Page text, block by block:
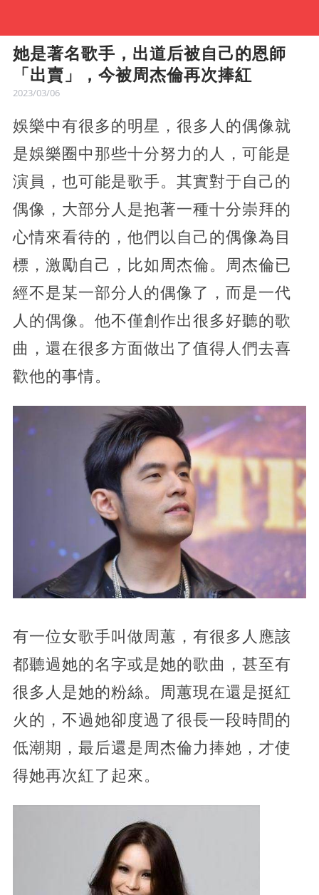
她是著名歌手，出道后被自己的恩師
「出賣」，今被周杰倫再次捧紅
2023/03/06
娛樂中有很多的明星，很多人的偶像就
是娛樂圈中那些十分努力的人，可能是
演員，也可能是歌手。其實對于自己的
偶像，大部分人是抱著一種十分崇拜的
心情來看待的，他們以自己的偶像為目
標，激勵自己，比如周杰倫。周杰倫已
經不是某一部分人的偶像了，而是一代
人的偶像。他不僅創作出很多好聽的歌
曲，還在很多方面做出了值得人們去喜
歡他的事情。
有一位女歌手叫做周蕙，有很多人應該
都聽過她的名字或是她的歌曲，甚至有
很多人是她的粉絲。周蕙現在還是挺紅
火的，不過她卻度過了很長一段時間的
低潮期，最后還是周杰倫力捧她，才使
得她再次紅了起來。